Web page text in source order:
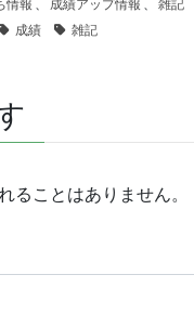
情報 、 成績アップ情報 、 雑記
成績 雑記
ることはありません。